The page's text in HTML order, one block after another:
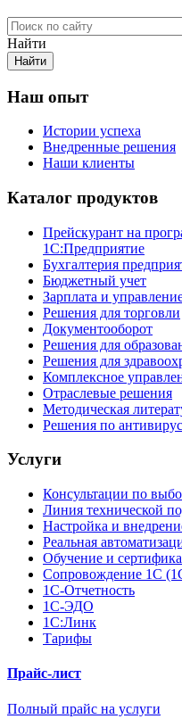
Найти
Наш опыт
Истории успеха
Внедренные решения
Наши клиенты
Каталог продуктов
Прейскурант на
1С:Предприятие
Бухгалтерия
Бюджетный учет
Зарплата и
Решения для торговли
Документооборот
Решения для
Решения для
Комплексное
Отраслевые решения
Методическая
Решения по
Услуги
Консультации по
Линия технической
Настройка и
Реальная
Обучение и
Сопровождение 1С
1С-Отчетность
1С-ЭДО
1С:Линк
Тарифы
Прайс-лист
Полный прайс на услуги